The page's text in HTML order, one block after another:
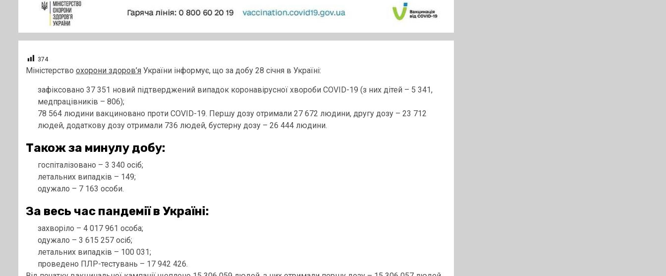
374
Міністерство охорони здоров’я України інформує, що за добу 28 січня в Україні:
зафіксовано 37 351 новий підтверджений випадок коронавірусної хвороби COVID-19 (з них дітей – 5 341,
медпрацівників – 806);
78 564 людини вакциновано проти COVID-19. Першу дозу отримали 27 672 людини, другу дозу – 23 712
людей, додаткову дозу отримали 736 людей, бустерну дозу – 26 444 людини.
Також за минулу добу:
госпіталізовано – 3 340 осіб;
летальних випадків – 149;
одужало – 7 163 особи.
За весь час пандемії в Україні:
захворіло – 4 017 961 особа;
одужало – 3 615 257 осіб;
летальних випадків – 100 031;
проведено ПЛР-тестувань – 17 942 426.